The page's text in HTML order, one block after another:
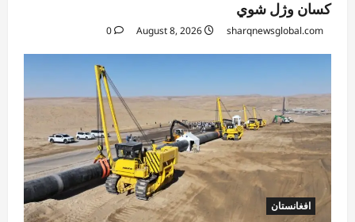
کسان وژل شوي
sharqnewsglobal.com
0
افغانستان